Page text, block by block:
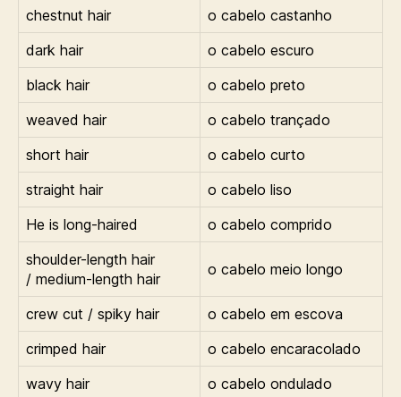
chestnut hair
o cabelo castanho
dark hair
o cabelo escuro
black hair
o cabelo preto
weaved hair
o cabelo trançado
short hair
o cabelo curto
straight hair
o cabelo liso
He is long-haired
o cabelo comprido
shoulder-length hair
/ medium-length hair
o cabelo meio longo
crew cut / spiky hair
o cabelo em escova
crimped hair
o cabelo encaracolado
wavy hair
o cabelo ondulado